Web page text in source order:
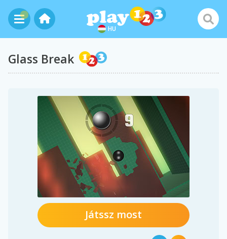
HU
Glass Break
Játssz most